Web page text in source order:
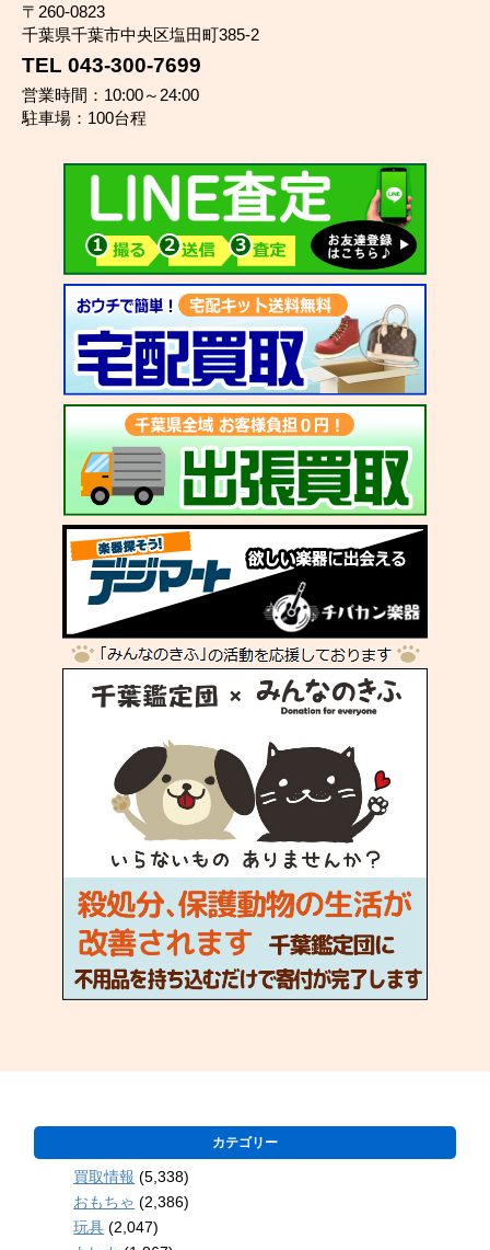
〒260-0823
千葉県千葉市中央区塩田町385-2
TEL 043-300-7699
営業時間：10:00～24:00
駐車場：100台程
カテゴリー
買取情報 (5,338)
おもちゃ (2,386)
玩具 (2,047)